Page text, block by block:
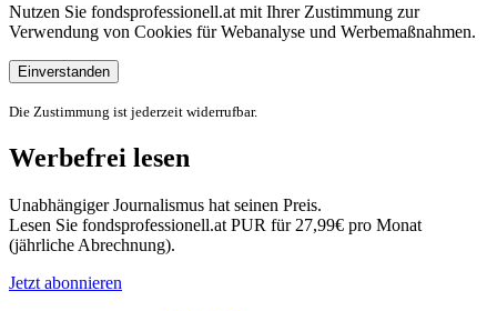
Nutzen Sie fondsprofessionell.at mit Ihrer Zustimmung zur
Verwendung von Cookies für Webanalyse und Werbemaßnahmen.
Einverstanden
Die Zustimmung ist jederzeit widerrufbar.
Werbefrei lesen
Unabhängiger Journalismus hat seinen Preis.
Lesen Sie fondsprofessionell.at PUR für 27,99€ pro Monat
(jährliche Abrechnung).
Jetzt abonnieren